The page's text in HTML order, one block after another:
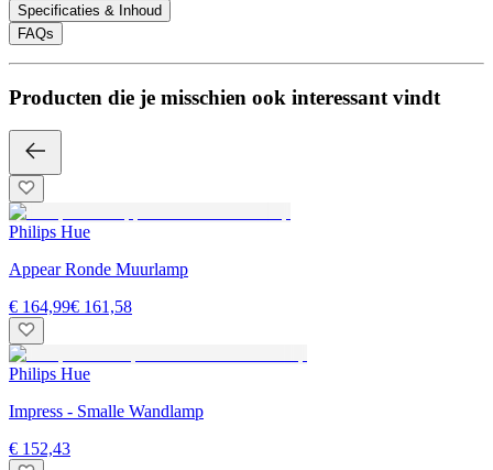
Specificaties & Inhoud
FAQs
Producten die je misschien ook interessant vindt
Philips Hue
Appear Ronde Muurlamp
€ 164,99€ 161,58
Philips Hue
Impress - Smalle Wandlamp
€ 152,43